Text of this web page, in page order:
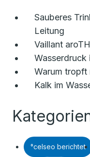
Sauberes
Leitung
Vaillant
Wasserdruck
Warum tropft
Kalk im
°celseo berichtet